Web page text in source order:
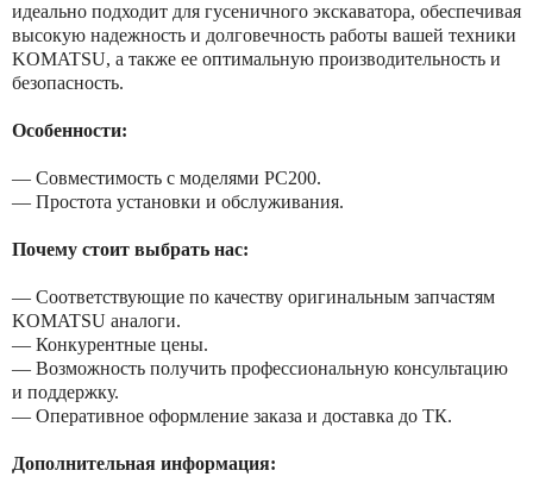
идеально подходит для гусеничного экскаватора, обеспечивая
высокую надежность и долговечность работы вашей техники
KOMATSU, а также ее оптимальную производительность и
безопасность.
Особенности:
— Совместимость с моделями PC200.
— Простота установки и обслуживания.
Почему стоит выбрать нас:
— Соответствующие по качеству оригинальным запчастям
KOMATSU аналоги.
— Конкурентные цены.
— Возможность получить профессиональную консультацию
и поддержку.
— Оперативное оформление заказа и доставка до ТК.
Дополнительная информация: